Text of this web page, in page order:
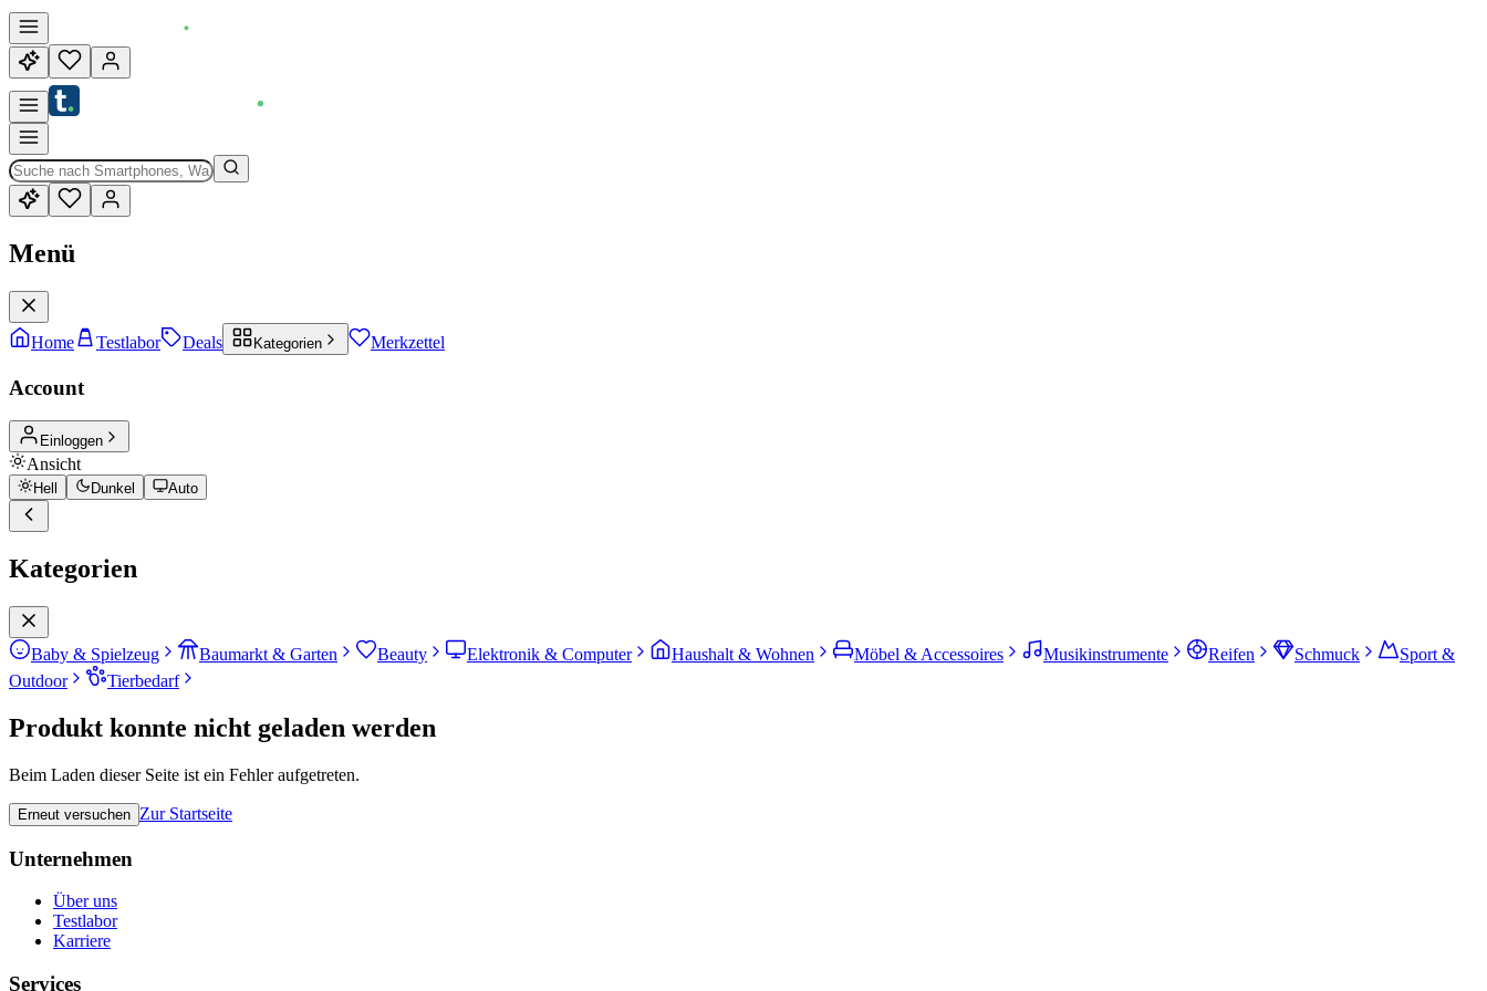
Menü
Home Testlabor Deals Kategorien Merkzettel
Account
Einloggen
Ansicht
Hell Dunkel Auto
Kategorien
Baby & Spielzeug Baumarkt & Garten Beauty Elektronik & Computer Haushalt & Wohnen Möbel & Accessoires Musikinstrumente Reifen Schmuck
Sport &
Outdoor
Tierbedarf
Produkt konnte nicht geladen werden
Beim Laden dieser Seite ist ein Fehler aufgetreten.
Erneut versuchen Zur Startseite
Unternehmen
Über uns
Testlabor
Karriere
Services